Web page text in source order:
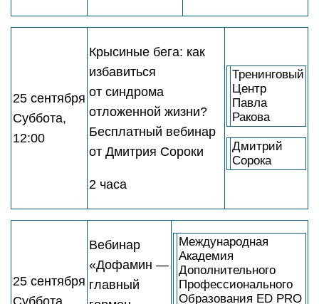
25 сентября
Суббота,
12:00
Крысиные бега: как
избавиться
от синдрома
отложенной жизни?
Бесплатный вебинар
от Дмитрия Сороки
2 часа
Тренинговый
Центр
Павла
Ракова
Дмитрий
Сорока
25 сентября
Вебинар
«Дофамин —
главный
Международная
Академия
Дополнительного
Профессионального
Образования ED PRO